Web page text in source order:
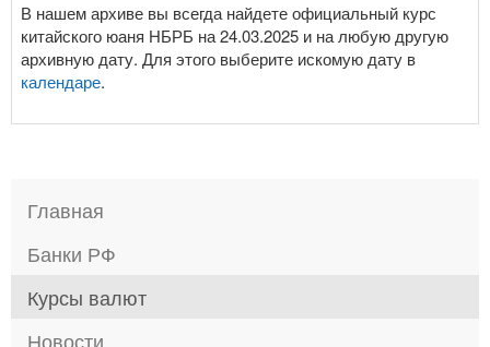
В нашем архиве вы всегда найдете официальный курс
китайского юаня НБРБ на 24.03.2025 и на любую другую
архивную дату. Для этого выберите искомую дату в
календаре.
Главная
Банки РФ
Курсы валют
Новости